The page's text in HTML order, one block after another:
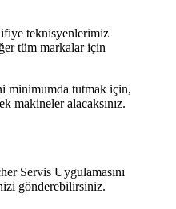
teknisyenlerimiz
tüm markalar için
minimumda tutmak için,
makineler alacaksınız.
Servis Uygulamasını
gönderebilirsiniz.